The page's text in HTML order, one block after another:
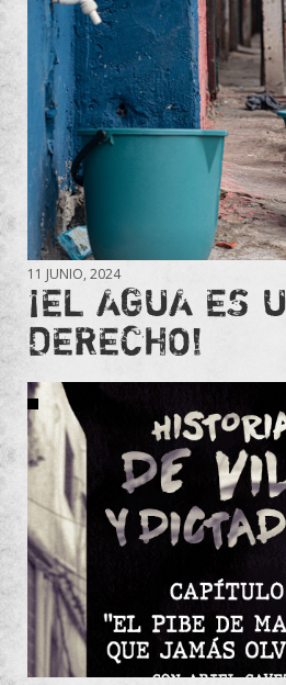
11 JUNIO, 2024
¡EL AGUA ES
DERECHO!